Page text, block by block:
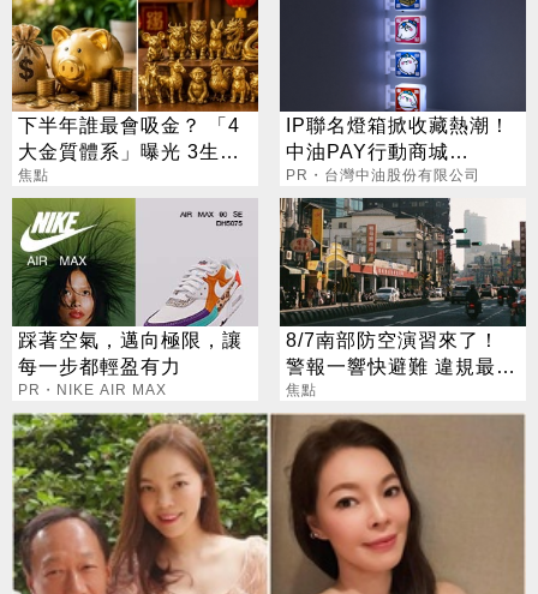
下半年誰最會吸金？ 「4
大金質體系」曝光 3生肖
偏財旺到「錢自己找上
門」
焦點
IP聯名燈箱掀收藏熱潮！
中油PAY行動商城
$699+站取就送
PR・台灣中油股份有限公司
踩著空氣，邁向極限，讓
每一步都輕盈有力
PR・NIKE AIR MAX
8/7南部防空演習來了！
警報一響快避難 違規最高
開罰15萬
焦點